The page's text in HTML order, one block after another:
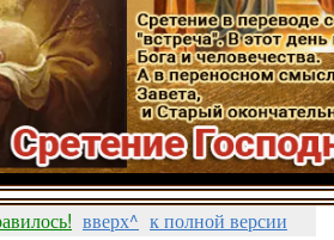
вверх^ к полной версии